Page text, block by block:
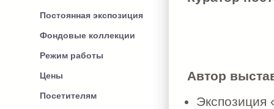
Постоянная экспозиция
Фондовые коллекции
Режим работы
Цены
Посетителям
Автор
Экспозиция